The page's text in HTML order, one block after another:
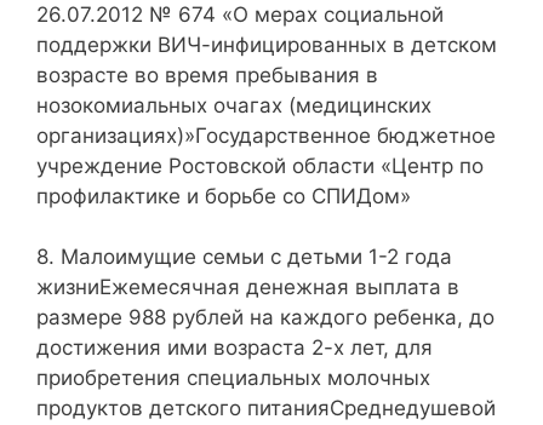
26.07.2012 № 674 «О мерах социальной
поддержки ВИЧ-инфицированных в детском
возрасте во время пребывания в
нозокомиальных очагах (медицинских
организациях)»Государственное бюджетное
учреждение Ростовской области «Центр по
профилактике и борьбе со СПИДом»
8. Малоимущие семьи с детьми 1-2 года
жизниЕжемесячная денежная выплата в
размере 988 рублей на каждого ребенка, до
достижения ими возраста 2-х лет, для
приобретения специальных молочных
продуктов детского питанияСреднедушевой